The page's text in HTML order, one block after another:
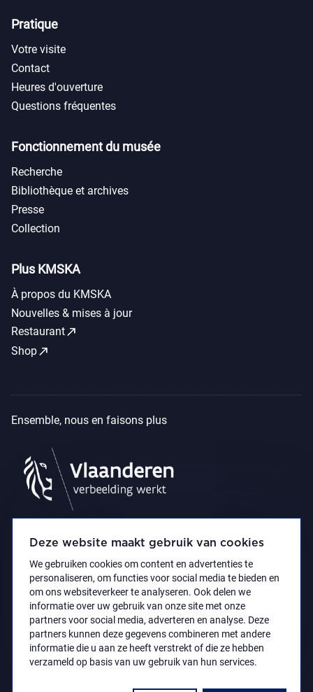
Deze website maakt gebruik van cookies
We gebruiken cookies om content en advertenties te
personaliseren, om functies voor social media te bieden en
om ons websiteverkeer te analyseren. Ook delen we
informatie over uw gebruik van onze site met onze
partners voor social media, adverteren en analyse. Deze
partners kunnen deze gegevens combineren met andere
informatie die u aan ze heeft verstrekt of die ze hebben
verzameld op basis van uw gebruik van hun services.
Pratique
Votre visite
Contact
Heures d'ouverture
Questions fréquentes
Fonctionnement du musée
Recherche
Bibliothèque et archives
Presse
Collection
Plus KMSKA
À propos du KMSKA
Nouvelles & mises à jour
Restaurantcall_made
Shopcall_made
Ensemble, nous en faisons plus
Déclaration d’accessibilitéPrivacy policy
© 2021 Koninklijk Museum voor Schone Kunsten